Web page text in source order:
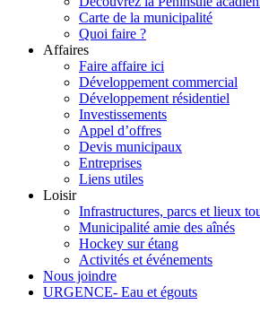
Carte de la municipalité
Quoi faire ?
Affaires
Faire affaire ici
Développement commercial
Développement résidentiel
Investissements
Appel d’offres
Devis municipaux
Entreprises
Liens utiles
Loisir
Infrastructures, parcs et lieux
Municipalité amie des aînés
Hockey sur étang
Activités et événements
Nous joindre
URGENCE- Eau et égouts